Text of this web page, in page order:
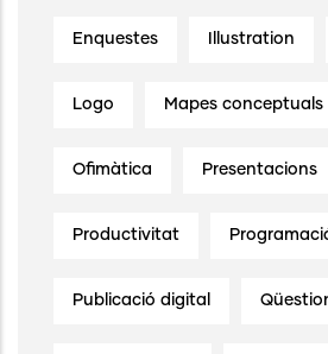
Enquestes Illustration
Logo Mapes conceptuals
Ofimàtica Presentacions
Productivitat
Publicació digital